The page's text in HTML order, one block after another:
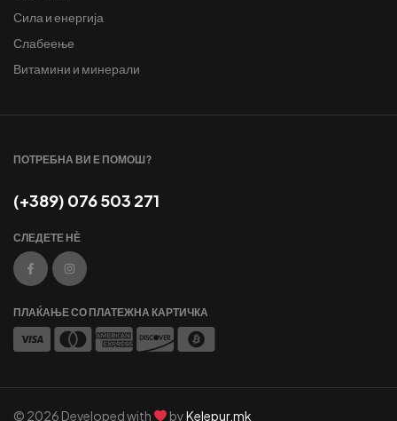
Сила и енергија
Слабеење
Витамини и минерали
ПОТРЕБНА ВИ Е ПОМОШ?
(+389) 076 503 271
СЛЕДЕТЕ НЀ
ПЛАЌАЊЕ СО ПЛАТЕЖНА КАРТИЧКА
© 2026 Developed with byKelepur.mk